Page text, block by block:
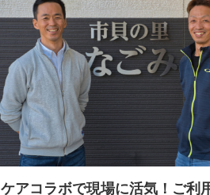
ケアコラボで現場に活気！ご利